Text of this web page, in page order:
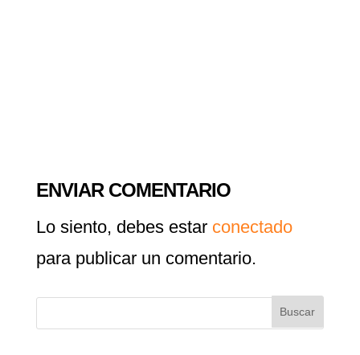
ENVIAR COMENTARIO
Lo siento, debes estar conectado
para publicar un comentario.